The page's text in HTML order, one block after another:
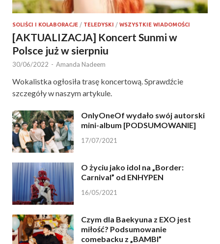
SOLIŚCI I KOLABORACJE / TELEDYSKI / WSZYSTKIE WIADOMOŚCI
[AKTUALIZACJA] Koncert Sunmi w
Polsce już w sierpniu
30/06/2022 - Amanda Nadeem
Wokalistka ogłosiła trasę koncertową. Sprawdźcie
szczegóły w naszym artykule.
OnlyOneOf wydało swój autorski
mini-album [PODSUMOWANIE]
17/07/2021
O życiu jako idol na „Border:
Carnival” od ENHYPEN
16/05/2021
Czym dla Baekyuna z EXO jest
miłość? Podsumowanie
comebacku z „BAMBI”